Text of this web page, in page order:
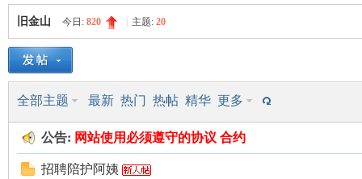
美»
旧金山 今日: 820 主题: 20
全部主题 最新 热门 热帖 精华 更多
公告: 网站使用 必须遵守的协议 合约
招聘陪护阿姨